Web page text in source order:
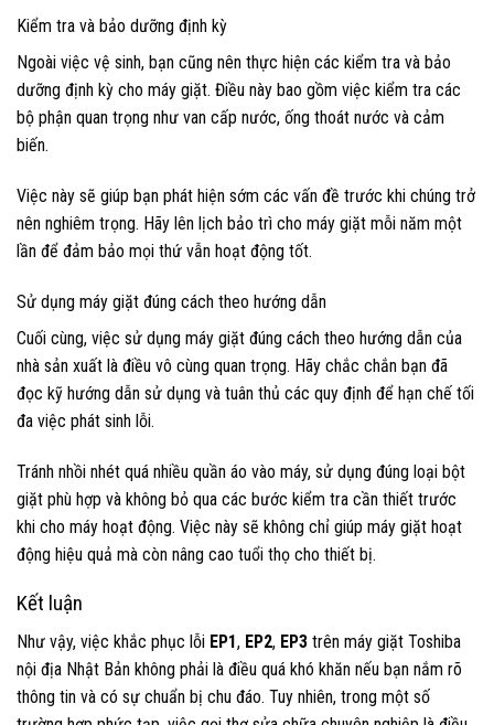
Kiểm tra và bảo dưỡng định kỳ
Ngoài việc vệ sinh, bạn cũng nên thực hiện các kiểm tra và bảo
dưỡng định kỳ cho máy giặt. Điều này bao gồm việc kiểm tra các
bộ phận quan trọng như van cấp nước, ống thoát nước và cảm
biến.
Việc này sẽ giúp bạn phát hiện sớm các vấn đề trước khi chúng trở
nên nghiêm trọng. Hãy lên lịch bảo trì cho máy giặt mỗi năm một
lần để đảm bảo mọi thứ vẫn hoạt động tốt.
Sử dụng máy giặt đúng cách theo hướng dẫn
Cuối cùng, việc sử dụng máy giặt đúng cách theo hướng dẫn của
nhà sản xuất là điều vô cùng quan trọng. Hãy chắc chắn bạn đã
đọc kỹ hướng dẫn sử dụng và tuân thủ các quy định để hạn chế tối
đa việc phát sinh lỗi.
Tránh nhồi nhét quá nhiều quần áo vào máy, sử dụng đúng loại bột
giặt phù hợp và không bỏ qua các bước kiểm tra cần thiết trước
khi cho máy hoạt động. Việc này sẽ không chỉ giúp máy giặt hoạt
động hiệu quả mà còn nâng cao tuổi thọ cho thiết bị.
Kết luận
Như vậy, việc khắc phục lỗi EP1, EP2, EP3 trên máy giặt Toshiba
nội địa Nhật Bản không phải là điều quá khó khăn nếu bạn nắm rõ
thông tin và có sự chuẩn bị chu đáo. Tuy nhiên, trong một số